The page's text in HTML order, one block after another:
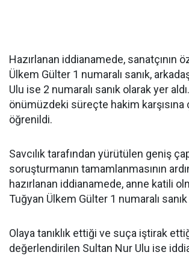
Hazırlanan iddianamede, sanatçının
Ülkem Gülter 1 numaralı sanık,
Ulu ise 2 numaralı sanık olarak yer
önümüzdeki süreçte hakim karşısına
öğrenildi.
Savcılık tarafından yürütülen geniş
soruşturmanın tamamlanmasının
hazırlanan iddianamede, anne katili
Tuğyan Ülkem Gülter 1 numaralı sanık
Olaya tanıklık ettiği ve suça iştirak
değerlendirilen Sultan Nur Ulu ise